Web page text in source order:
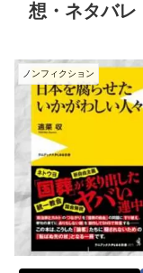
想・ネタバレ
ノンフィクション